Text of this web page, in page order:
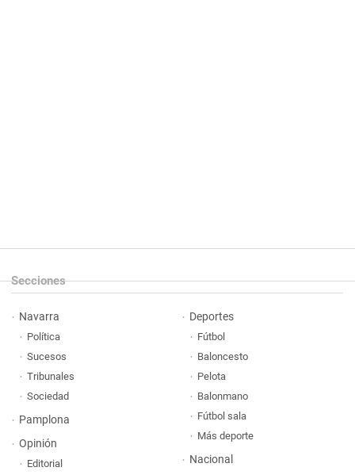
Secciones
Navarra
Política
Sucesos
Tribunales
Sociedad
Pamplona
Opinión
Editorial
Deportes
Fútbol
Baloncesto
Pelota
Balonmano
Fútbol sala
Más deporte
Nacional